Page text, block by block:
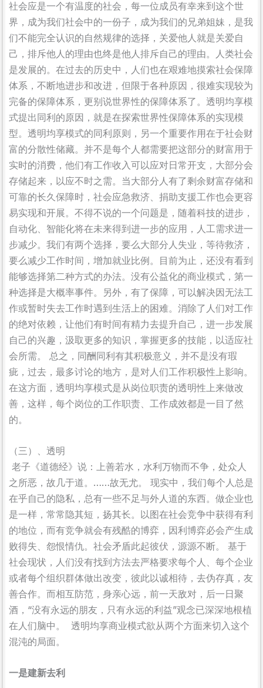
社会应是一个有温度的社会，每一位成员有幸来到这个世
界，成为我们社会中的一份子，成为我们的兄弟姐妹，是我
们不能完全认识的自然规律的选择，关爱他人就是关爱自
己，排斥他人的理由也终是他人排斥自己的理由。人类社会
是发展的。在过去的历史中，人们也在艰难地摸索社会保障
体系，不断地进步和改进，但限于各种原因，很难实现较为
完备的保障体系，更别说世界性的保障体系了。透明均享模
式提出同利的原因，就是在探索世界性保障体系的实现模
型。透明均享模式的同利原则，另一个重要作用在于社会财
富的分散性储藏。并不是每个人都需要把这部分的财富用于
实时的消费，他们有工作收入可以应对日常开支，大部分会
存储起来，以应不时之需。当大部分人有了剩余财富存储和
可靠的长久保障时，社会应急救济、捐助支援工作也会更容
易实现和开展。不得不说的一个问题是，随着科技的进步，
自动化、智能化将在未来得到进一步的应用，人工需求进一
步减少。我们有两个选择，要么大部分人失业，等待救济，
要么减少工作时间，增加就业比例。目前为止，还没有看到
能够选择第二种方式的办法。没有公益化的商业模式，第一
种选择是大概率事件。另外，有了保障，可以解决因无法工
作或暂时失去工作时遇到生活上的困难。消除了人们对工作
的绝对依赖，让他们有时间有精力去提升自己，进一步发展
自己的兴趣，汲取更多的知识，掌握更多的技能，以适应社
会所需。 总之，同酬同利有其积极意义，并不是没有瑕
疵，过去，最多讨论的地方，是对人们工作积极性上影响。
在这方面，透明均享模式是从岗位职责的透明性上来做改
善，这样，每个岗位的工作职责、工作成效都是一目了然
的。
（三）、透明
老子《道德经》说：上善若水，水利万物而不争，处众人
之所恶，故几于道。……故无尤。 现实中，我们每个人总是
在乎自己的隐私，总有一些不足与外人道的东西。做企业也
是一样，常常隐其短，扬其长。以图在社会竞争中获得有利
的地位，而有竞争就会有残酷的博弈，因利博弈必会产生成
败得失、怨恨情仇。社会矛盾此起彼伏，源源不断。 基于
社会现状，人们没有找到方法去严格要求每个人、每个企业
或者每个组织群体做出改变，彼此以诚相待，去伪存真，友
善合作。而相互防范，身亲心远，前一天敌对，后一日聚
酒，“没有永远的朋友，只有永远的利益”观念已深深地根植
在人们脑中。 透明均享商业模式欲从两个方面来切入这个
混沌的局面。
一是建新去利